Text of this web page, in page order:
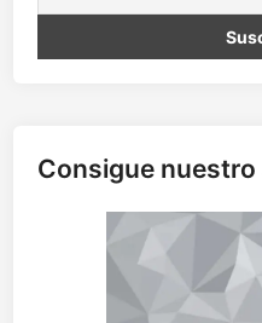
Consigue